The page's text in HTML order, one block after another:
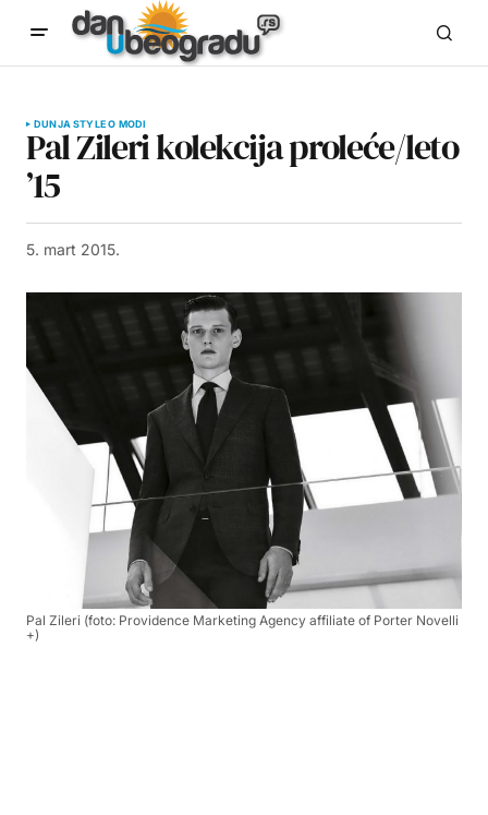
DUNJA STYLE O MODI
Pal Zileri kolekcija proleće/leto
’15
5. mart 2015.
Pal Zileri (foto: Providence Marketing Agency affiliate of Porter Novelli
+)